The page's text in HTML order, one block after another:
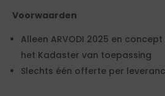
Voorwaarden
Alleen ARVODI 2025 en
het Kadaster van toepassing
Slechts één offerte per